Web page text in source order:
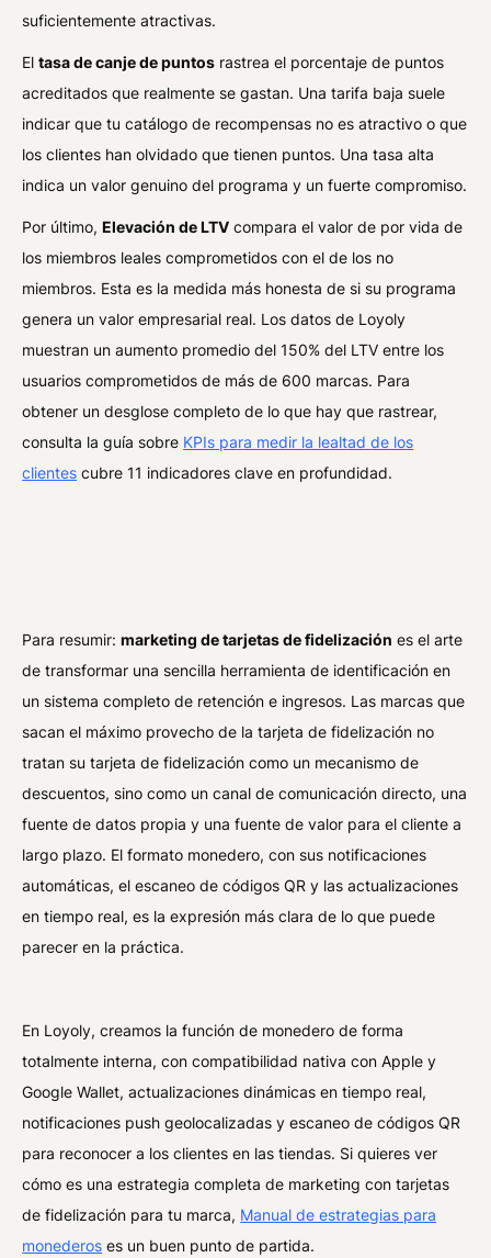
suficientemente atractivas.
Eltasa de canje de puntos rastrea el porcentaje de puntos
acreditados que realmente se gastan. Una tarifa baja suele
indicar que tu catálogo de recompensas no es atractivo o que
los clientes han olvidado que tienen puntos. Una tasa alta
indica un valor genuino del programa y un fuerte compromiso.
Por último,Elevación de LTV compara el valor de por vida de
los miembros leales comprometidos con el de los no
miembros. Esta es la medida más honesta de si su programa
genera un valor empresarial real. Los datos de Loyoly
muestran un aumento promedio del 150% del LTV entre los
usuarios comprometidos de más de 600 marcas. Para
obtener un desglose completo de lo que hay que rastrear,
consulta la guía sobre KPIs para medir la lealtad de los
clientes cubre 11 indicadores clave en profundidad.
Para resumir:marketing de tarjetas de fidelización es el arte
de transformar una sencilla herramienta de identificación en
un sistema completo de retención e ingresos. Las marcas que
sacan el máximo provecho de la tarjeta de fidelización no
tratan su tarjeta de fidelización como un mecanismo de
descuentos, sino como un canal de comunicación directo, una
fuente de datos propia y una fuente de valor para el cliente a
largo plazo. El formato monedero, con sus notificaciones
automáticas, el escaneo de códigos QR y las actualizaciones
en tiempo real, es la expresión más clara de lo que puede
parecer en la práctica.
En Loyoly, creamos la función de monedero de forma
totalmente interna, con compatibilidad nativa con Apple y
Google Wallet, actualizaciones dinámicas en tiempo real,
notificaciones push geolocalizadas y escaneo de códigos QR
para reconocer a los clientes en las tiendas. Si quieres ver
cómo es una estrategia completa de marketing con tarjetas
de fidelización para tu marca, Manual de estrategias para
monederos es un buen punto de partida.